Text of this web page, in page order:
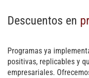
Descuentos en
Programas ya
positivas, replicables y
empresariales.